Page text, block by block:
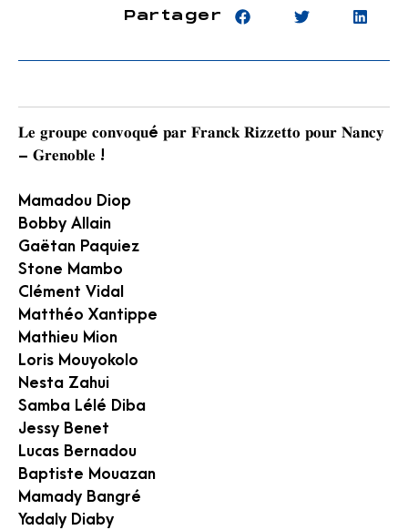
Partager
𝐋𝐞 𝐠𝐫𝐨𝐮𝐩𝐞 𝐜𝐨𝐧𝐯𝐨𝐪𝐮é 𝐩𝐚𝐫 𝐅𝐫𝐚𝐧𝐜𝐤 𝐑𝐢𝐳𝐳𝐞𝐭𝐭𝐨 𝐩𝐨𝐮𝐫 𝐍𝐚𝐧𝐜𝐲
– 𝐆𝐫𝐞𝐧𝐨𝐛𝐥𝐞 !
Mamadou Diop
Bobby Allain
Gaëtan Paquiez
Stone Mambo
Clément Vidal
Matthéo Xantippe
Mathieu Mion
Loris Mouyokolo
Nesta Zahui
Samba Lélé Diba
Jessy Benet
Lucas Bernadou
Baptiste Mouazan
Mamady Bangré
Yadaly Diaby